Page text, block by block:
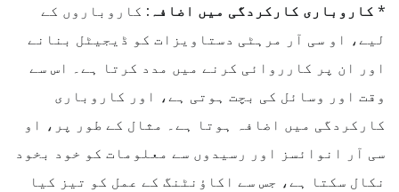
* کاروباری کارکردگی میں اضافہ: کاروباروں کے
لیے، او سی آر مرہٹی دستاویزات کو ڈیجیٹل بنانے
اور ان پر کارروائی کرنے میں مدد کرتا ہے۔ اس سے
وقت اور وسائل کی بچت ہوتی ہے، اور کاروباری
کارکردگی میں اضافہ ہوتا ہے۔ مثال کے طور پر، او
سی آر انوائسز اور رسیدوں سے معلومات کو خود بخود
نکال سکتا ہے، جس سے اکاؤنٹنگ کے عمل کو تیز کیا